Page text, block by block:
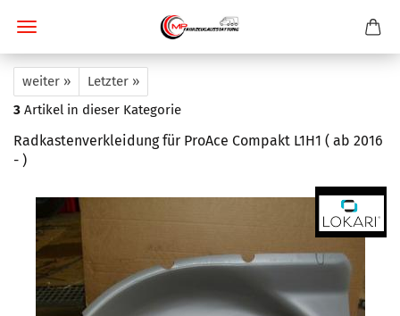
weiter »
Letzter »
3 Artikel in dieser Kategorie
Radkastenverkleidung für ProAce Compakt L1H1 ( ab 2016
- )